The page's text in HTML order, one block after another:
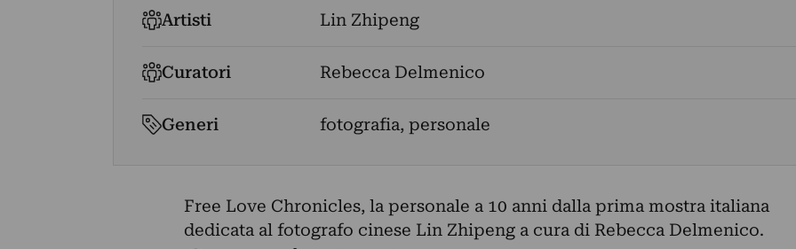
Artisti Lin Zhipeng
Curatori Rebecca Delmenico
Generi fotografia, personale
Free Love Chronicles, la personale a 10 anni dalla prima mostra italiana
dedicata al fotografo cinese Lin Zhipeng a cura di Rebecca Delmenico.